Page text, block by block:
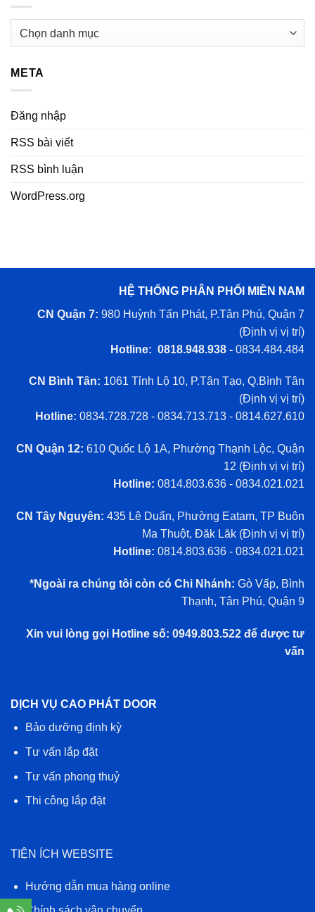
META
Đăng nhập
RSS bài viết
RSS bình luận
WordPress.org
HỆ THỐNG PHÂN PHỐI MIỀN NAM
CN Quận 7: 980 Huỳnh Tấn Phát, P.Tân Phú, Quận 7
(Định vị vị trí)
Hotline: 0818.948.938 - 0834.484.484
CN Bình Tân: 1061 Tỉnh Lộ 10, P.Tân Tạo, Q.Bình Tân
(Định vị vị trí)
Hotline: 0834.728.728 - 0834.713.713 - 0814.627.610
CN Quận 12: 610 Quốc Lộ 1A, Phường Thạnh Lộc, Quận
12 (Định vị vị trí)
Hotline: 0814.803.636 - 0834.021.021
CN Tây Nguyên: 435 Lê Duẩn, Phường Eatam, TP Buôn
Ma Thuột, Đăk Lăk (Định vị vị trí)
Hotline: 0814.803.636 - 0834.021.021
*Ngoài ra chúng tôi còn có Chi Nhánh: Gò Vấp, Bình
Thạnh, Tân Phú, Quận 9
Xin vui lòng gọi Hotline số: 0949.803.522 để được tư
vấn
DỊCH VỤ CAO PHÁT DOOR
Bảo dưỡng định kỳ
Tư vấn lắp đặt
Tư vấn phong thuỷ
Thi công lắp đặt
TIỆN ÍCH WEBSITE
Hướng dẫn mua hàng online